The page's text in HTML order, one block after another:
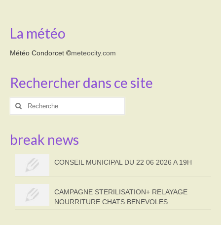
La météo
Météo Condorcet ©meteocity.com
Rechercher dans ce site
Rechercher
break news
CONSEIL MUNICIPAL DU 22 06 2026 A 19H
CAMPAGNE STERILISATION+ RELAYAGE
NOURRITURE CHATS BENEVOLES